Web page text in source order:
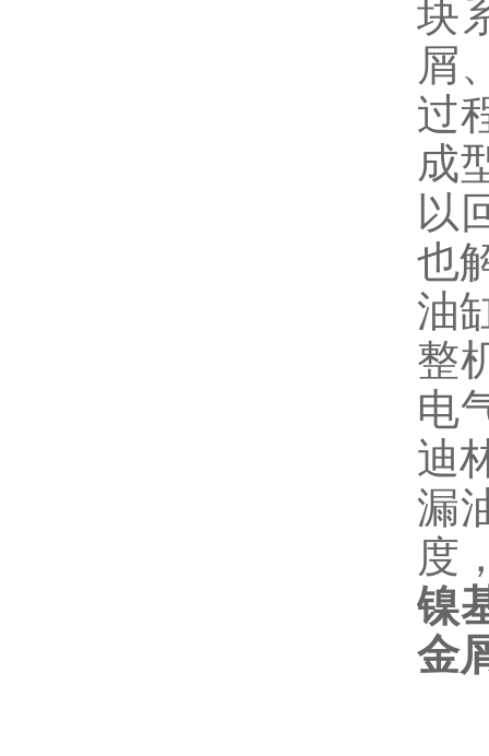
块
屑
过
成
以
也
油
整
电
迪
漏
度
镍
金